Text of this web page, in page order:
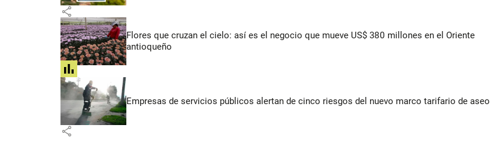
share
Flores que cruzan el cielo: así es el negocio que mueve US$ 380 millones en el Oriente
antioqueño
share
Empresas de servicios públicos alertan de cinco riesgos del nuevo marco tarifario de aseo
share